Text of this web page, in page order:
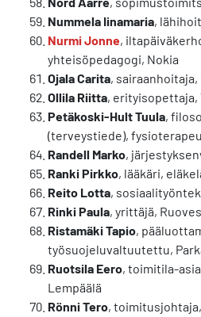
Nummela Iinamaria,
Nurmi Jonne,
yhteisöpedagogi, Nokia
Ojala Carita, sairaanhoitaja,
Ollila Riitta, erityisopettaja,
Petäkoski-Hult Tuula,
(terveystiede),
Randell Marko,
Ranki Pirkko, lääkäri,
Reito Lotta,
Rinki Paula, yrittäjä,
Ristamäki Tapio,
työsuojeluvaltuutettu,
Ruotsila Eero, toimitila-
Lempäälä
Rönni Tero,